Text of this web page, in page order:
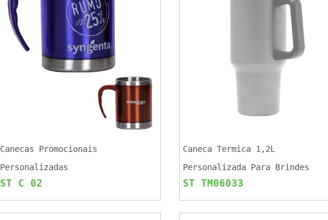
Canecas Promocionais
Personalizadas
ST C 02
Caneca Termica 1,2L
Personalizada Para Brindes
ST TM06033